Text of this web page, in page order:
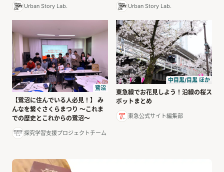
Urban Story Lab. Urban Story Lab.
鷺沼
【鷺沼に住んでいる人必見！】 み
んなを繋ぐさくらまつり 〜これま
での歴史とこれからの鷺沼〜
探究学習支援プロジェクトチーム
中目黒/目黒 ほか
東急線でお花見しよう！沿線の桜ス
ポットまとめ
東急公式サイト編集部